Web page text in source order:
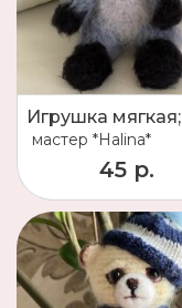
мастер *Halina*
45 р.